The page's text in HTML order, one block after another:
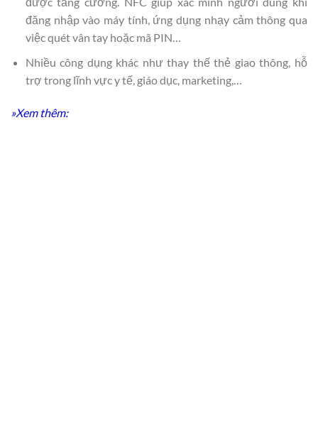
đăng nhập vào máy tính, ứng dụng nhạy cảm thông qua
việc quét vân tay hoặc mã PIN…
Nhiều công dụng khác như thay thế thẻ giao thông, hỗ
trợ trong lĩnh vực y tế, giáo dục, marketing,…
»Xem thêm: